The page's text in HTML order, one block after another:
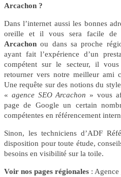
Arcachon ?
Dans l’internet aussi les bonnes
oreille et il vous sera facile de
Arcachon ou dans sa proche
ayant fait l’expérience d’un
compétent sur le secteur, il
retourner vers notre meilleur ami
Une requête sur des notions du
« agence SEO Arcachon » vous
page de Google un certain
compétentes en référencement
Sinon, les techniciens d’ADF
disposition pour toute étude,
besoins en visibilité sur la toile.
Voir nos pages régionales : Agence